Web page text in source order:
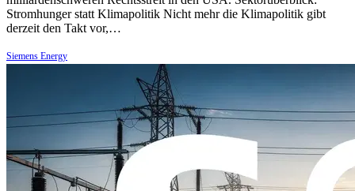
Stromhunger statt Klimapolitik Nicht mehr die Klimapolitik gibt
derzeit den Takt vor,…
Siemens Energy